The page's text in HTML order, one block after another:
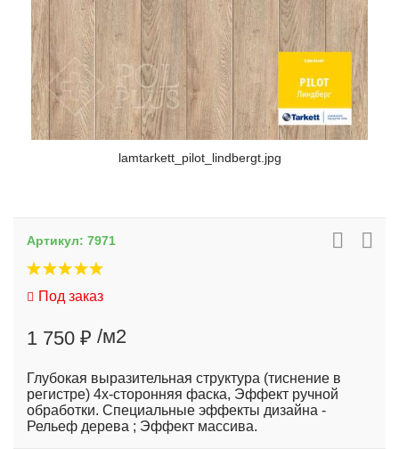
lamtarkett_pilot_lindbergt.jpg
Артикул: 7971
Под заказ
1 750 ₽ /м2
Глубокая выразительная структура (тиснение в
регистре) 4х-сторонняя фаска, Эффект ручной
обработки. Специальные эффекты дизайна -
Рельеф дерева ; Эффект массива.